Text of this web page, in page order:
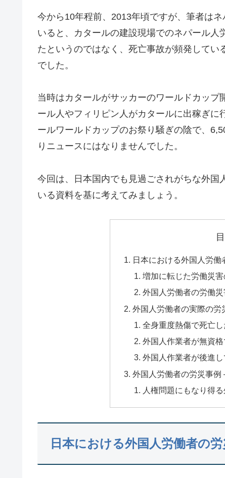
今から10年程前、2013年頃ですが、筆者は
いると、カタールの建設現場でのネパール
たというのではなく、死亡事故が頻発して
でした。
当時はカタールがサッカーのワールドカッ
ール人やフィリピン人がカタールに出稼ぎ
ールワールドカップのお祭り騒ぎの陰で、
りニュースにはなりませんでした。
今回は、日本国内でも見過ごされがちな外
いる資料を基に考えてみましょう。
日本における外国人労
増加に転じた労働災
外国人労働者の労働
外国人労働者の実際の労
全身重度熱傷で死亡
外国人作業者が無資
外国人作業者が後進
外国人労働者の労災事例
人権問題にもなり得
日本における外国人労働者の